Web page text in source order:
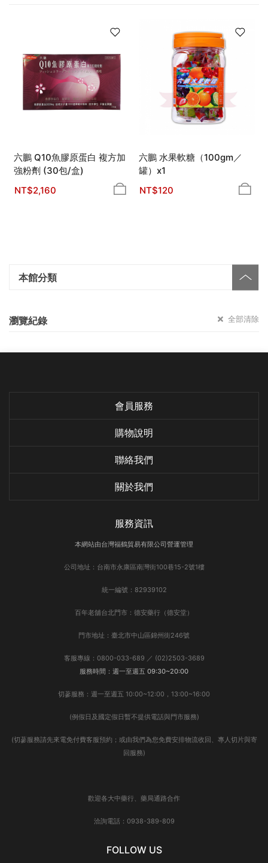
本館分類
瀏覽紀錄 全部清除
六鵬 Q10魚膠原蛋白 複方加
強粉劑 (30包/盒)
NT$2,160
六鵬 水果軟糖（100gm／
罐）x1
NT$120
會員服務
購物說明
聯絡我們
關於我們
服務資訊
本網站由台灣福鶴貿易有限公司營運管理
公司地址：台南市永康區南灣街100巷15-2號1樓
統一編號：82939102
百年老舖台北門市：德安藥行（德安堂）
門市地址：臺北市中山區錦州街246號
客服專線：0800-033-689 ／ (02)2503-3689
服務時間：週一至週五 09:30~20:00
切蔘服務：週一至週五 10:00~12:00，13:00~16:00
(例假日及國定假日暫不提供電話與門市服務)
(切蔘服務請先來電免付費客服預約；或由我們為您免費安排物流收回、專人切片與寄
回服務)
歡迎各大中藥行、藥局通路合作
洽詢電話：0938-389-809
FOLLOW US